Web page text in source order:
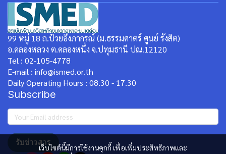
เว็บไซต์นี้มีการใช้งานคุกกี้ เพื่อเพิ่มประสิทธิภาพและ
99 หมู่ 18 ถ.ป๋วยอึ๊งภากรณ์ (ม.ธรรมศาตร์ ศูนย์ รังสิต)
อ.คลองหลวง ต.คลองหนึ่ง จ.ปทุมธานี ปณ.12120
Tel : 02-105-4778
E-mail : info@ismed.or.th
Daily Operating Hours : 08.30 - 17.30
Subscribe
รับข่าวสาร